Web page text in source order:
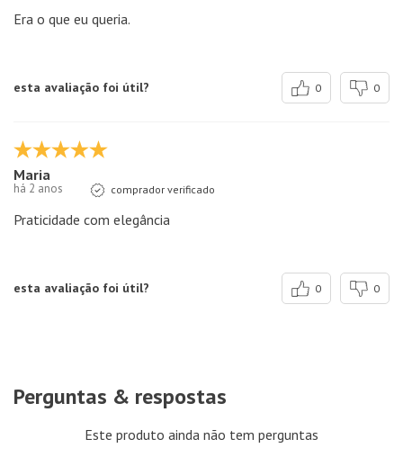
Era o que eu queria.
esta avaliação foi útil? 0 0
Maria
há 2 anos comprador verificado
Praticidade com elegância
esta avaliação foi útil? 0 0
Perguntas & respostas
Este produto ainda não tem perguntas